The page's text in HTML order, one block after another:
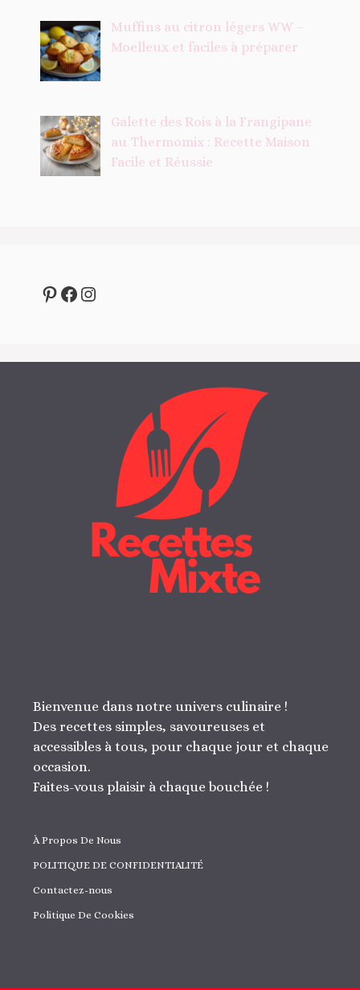
Muffins au citron légers WW –
Moelleux et faciles à préparer
Galette des Rois à la Frangipane
au Thermomix : Recette Maison
Facile et Réussie
Pinterest
Facebook
Instagram
Bienvenue dans notre univers culinaire !
Des recettes simples, savoureuses et
accessibles à tous, pour chaque jour et chaque
occasion.
Faites-vous plaisir à chaque bouchée !
À Propos De Nous
POLITIQUE DE CONFIDENTIALITÉ
Contactez-nous
Politique De Cookies